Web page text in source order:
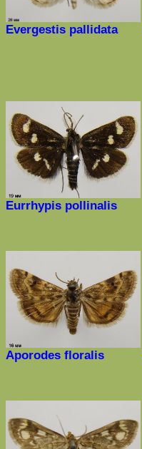
Evergestis pallidata
Eurrhypis pollinalis
Aporodes floralis